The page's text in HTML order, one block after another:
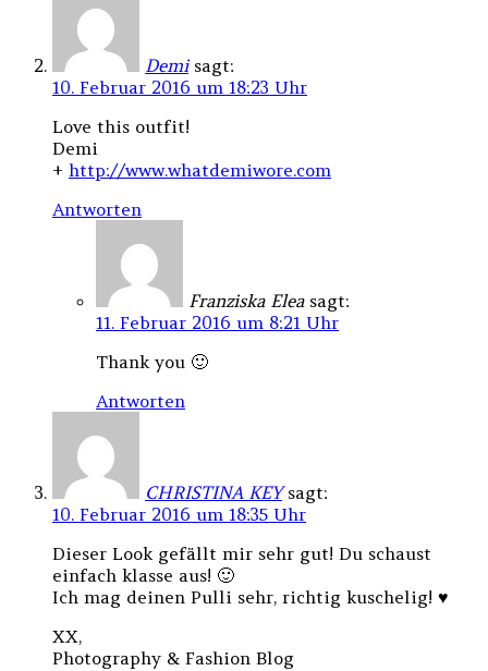
Demi sagt:
10. Februar 2016 um 18:23 Uhr
Love this outfit!
Demi
+ http://www.whatdemiwore.com
Antworten
Franziska Elea sagt:
11. Februar 2016 um 8:21 Uhr
Thank you 🙂
Antworten
CHRISTINA KEY sagt:
10. Februar 2016 um 18:35 Uhr
Dieser Look gefällt mir sehr gut! Du schaust
einfach klasse aus! 🙂
Ich mag deinen Pulli sehr, richtig kuschelig! ♥
XX,
Photography & Fashion Blog